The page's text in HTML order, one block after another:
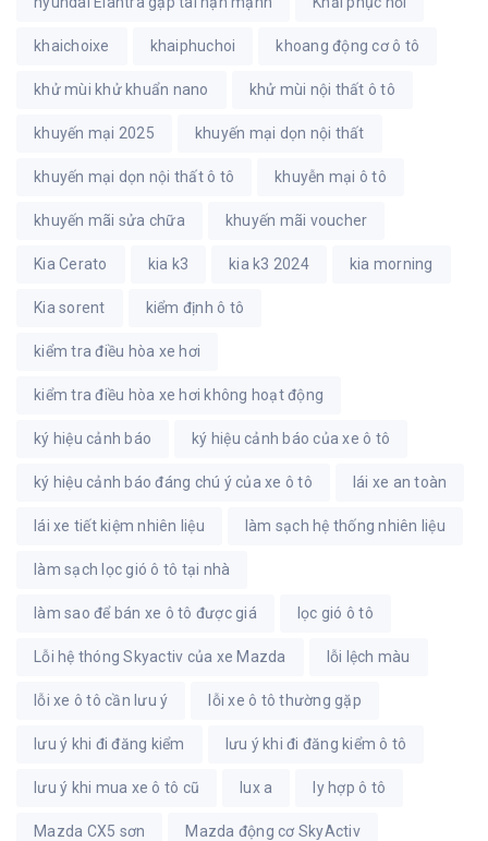
khaichoixe khaiphuchoi khoang động cơ ô tô
khử mùi khử khuẩn nano khử mùi nội thất ô tô
khuyến mại 2025 khuyến mại dọn nội thất
khuyến mại dọn nội thất ô tô khuyễn mại ô tô
khuyến mãi sửa chữa khuyến mãi voucher
Kia Cerato kia k3 kia k3 2024 kia morning
Kia sorent kiểm định ô tô
kiểm tra điều hòa xe hơi
kiểm tra điều hòa xe hơi không hoạt động
ký hiệu cảnh báo ký hiệu cảnh báo của xe ô tô
ký hiệu cảnh báo đáng chú ý của xe ô tô lái xe an toàn
lái xe tiết kiệm nhiên liệu làm sạch hệ thống nhiên liệu
làm sạch lọc gió ô tô tại nhà
làm sao để bán xe ô tô được giá lọc gió ô tô
Lỗi hệ thóng Skyactiv của xe Mazda lỗi lệch màu
lỗi xe ô tô cần lưu ý lỗi xe ô tô thường gặp
lưu ý khi đi đăng kiểm lưu ý khi đi đăng kiểm ô tô
lưu ý khi mua xe ô tô cũ lux a ly hợp ô tô
Mazda CX5 sơn Mazda động cơ SkyActiv